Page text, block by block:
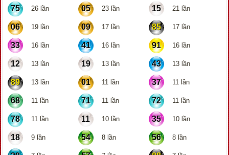
75 26 lần 05 23 lần 15 21 lần
06 19 lần 09 17 lần 85 17 lần
33 16 lần 41 16 lần 91 16 lần
12 13 lần 19 13 lần 43 13 lần
89 13 lần 01 11 lần 37 11 lần
68 11 lần 71 11 lần 72 11 lần
78 11 lần 11 10 lần 35 10 lần
18 9 lần 54 8 lần 56 8 lần